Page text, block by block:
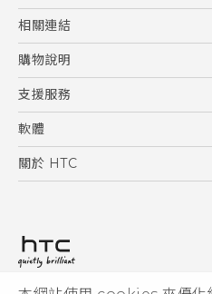
5G
智慧型手機
配件
相關連結
HTC Research
購物說明
購物須知
訂單管理
付款方式
支援服務
到府收送維修服務
服務中心資訊
客戶服務佈告欄
軟體
應用程式
HTC Sync Manager
關於 HTC
投資人